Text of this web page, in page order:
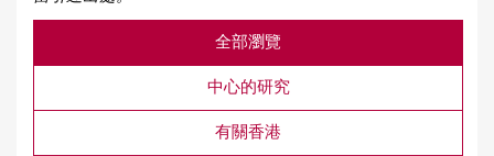
全部瀏覽
中心的研究
有關香港